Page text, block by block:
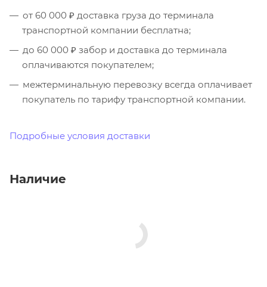
от 60 000 ₽ доставка груза до терминала
транспортной компании бесплатна;
до 60 000 ₽ забор и доставка до терминала
оплачиваются покупателем;
межтерминальную перевозку всегда оплачивает
покупатель по тарифу транспортной компании.
Подробные условия доставки
Наличие